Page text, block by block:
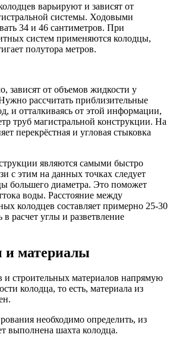
варьируют и зависят от
системы. Ходовыми
34 и 46 сантиметров. При
систем применяются колодцы,
полутора метров.
зависят от объемов жидкости у
рассчитать приблизительные
и отталкиваясь от этой информации,
труб магистральной конструкции. На
перекрёстная и угловая стыковка
являются самыми быстро
с этим на данных точках следует
большего диаметра. Это поможет
воды. Расстояние между
колодцев составляет примерно 25-30
в расчет углы и разветвление
материалы
и строительных материалов напрямую
колодца, то есть, материала из
необходимо определить, из
выполнена шахта колодца.